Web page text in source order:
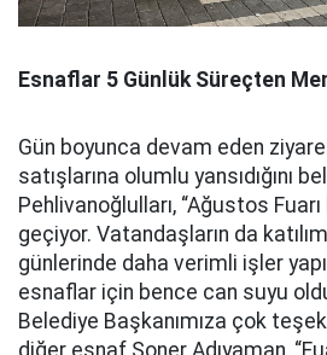
Esnaflar 5 Günlük Süreçten
Gün boyunca devam eden
satışlarına olumlu yansıdığını
Pehlivanoğlulları, “Ağustos
geçiyor. Vatandaşların da
günlerinde daha verimli işler
esnaflar için bence can suyu
Belediye Başkanımıza çok